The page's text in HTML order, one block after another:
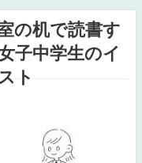
の机で読書す
子中学生のイ
ト